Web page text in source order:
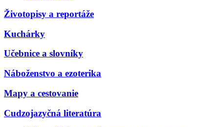
Životopisy a reportáže
Kuchárky
Učebnice a slovníky
Náboženstvo a ezoterika
Mapy a cestovanie
Cudzojazyčná literatúra